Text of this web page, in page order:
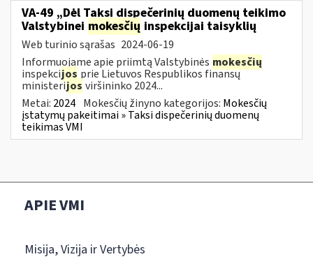
VA-49 „Dėl Taksi dispečerinių duomenų teikimo
Valstybinei mokesčių inspekcijai taisyklių
Web turinio sąrašas 2024-06-19
Informuojame apie priimtą Valstybinės mokesčių
inspekcijos prie Lietuvos Respublikos finansų
ministerijos viršininko 2024...
Metai: 2024 Mokesčių žinyno kategorijos: Mokesčių
įstatymų pakeitimai » Taksi dispečerinių duomenų
teikimas VMI
APIE VMI
Misija, Vizija ir Vertybės